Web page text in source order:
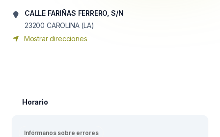
CALLE FARIÑAS FERRERO, S/N
23200 CAROLINA (LA)
Mostrar direcciones
Horario
Infórmanos sobre errores